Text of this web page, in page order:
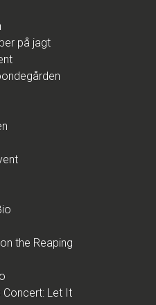
på jagt
the Reaping
Concert: Let It